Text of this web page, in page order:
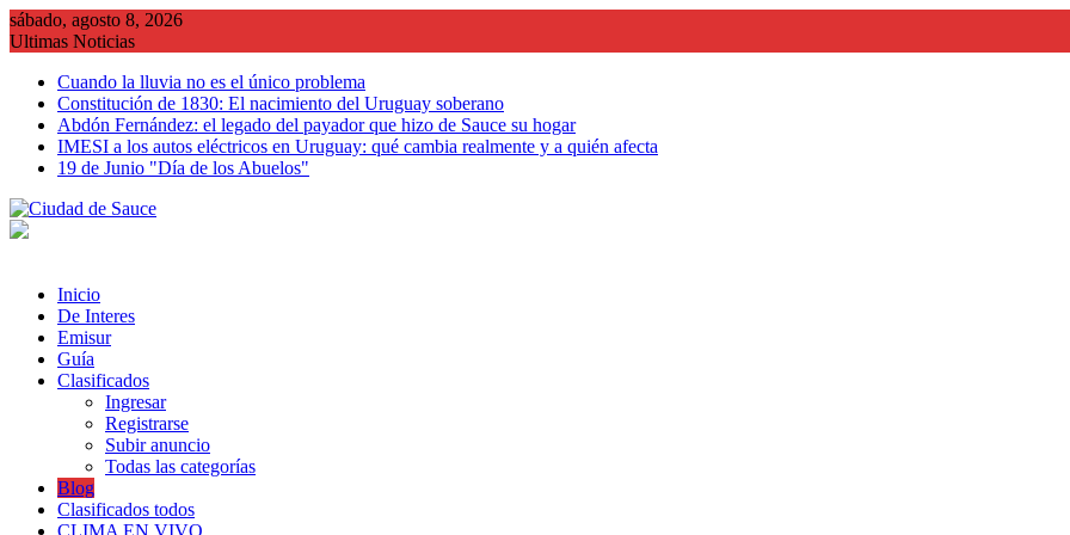
Saltar
al
sábado, agosto 8, 2026
Ultimas Noticias
Cuando la lluvia no es el único problema
Constitución de 1830: El nacimiento del Uruguay soberano
Abdón Fernández: el legado del payador que hizo de Sauce su hogar
IMESI a los autos eléctricos en Uruguay: qué cambia realmente y a quién afecta
19 de Junio "Día de los Abuelos"
Inicio
De Interes
Emisur
Guía
Clasificados
Ingresar
Registrarse
Subir anuncio
Todas las categorías
Blog
Clasificados todos
CLIMA EN VIVO